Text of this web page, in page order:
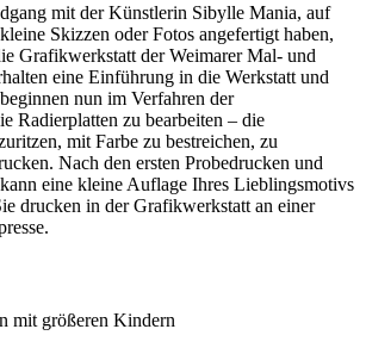
mit der Künstlerin Sibylle Mania, auf
Skizzen oder Fotos angefertigt haben,
Grafikwerkstatt der Weimarer Mal- und
eine Einführung in die Werkstatt und
nun im Verfahren der
Radierplatten zu bearbeiten – die
mit Farbe zu bestreichen, zu
Nach den ersten Probedrucken und
eine kleine Auflage Ihres Lieblingsmotivs
drucken in der Grafikwerkstatt an einer
mit größeren Kindern